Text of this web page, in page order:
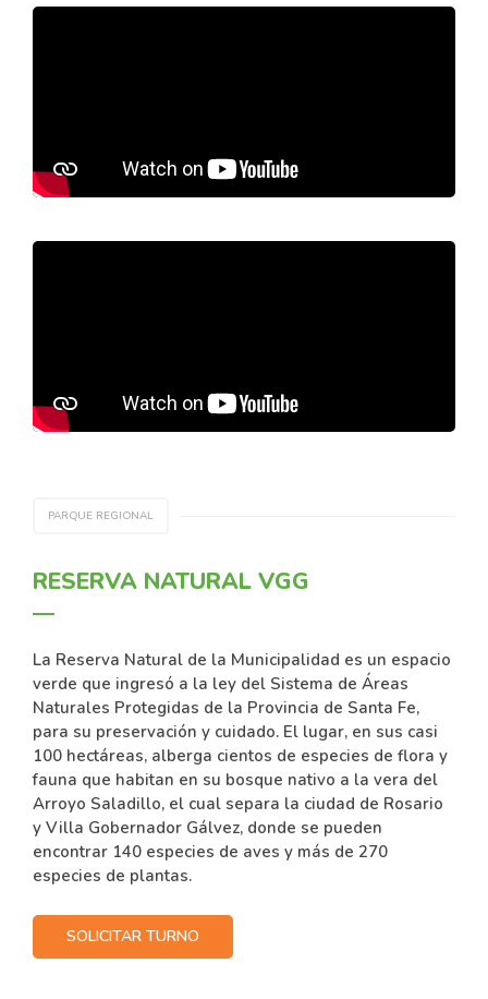
PARQUE REGIONAL
RESERVA NATURAL VGG
La Reserva Natural de la Municipalidad es un espacio
verde que ingresó a la ley del Sistema de Áreas
Naturales Protegidas de la Provincia de Santa Fe,
para su preservación y cuidado. El lugar, en sus casi
100 hectáreas, alberga cientos de especies de flora y
fauna que habitan en su bosque nativo a la vera del
Arroyo Saladillo, el cual separa la ciudad de Rosario
y Villa Gobernador Gálvez, donde se pueden
encontrar 140 especies de aves y más de 270
especies de plantas.
SOLICITAR TURNO